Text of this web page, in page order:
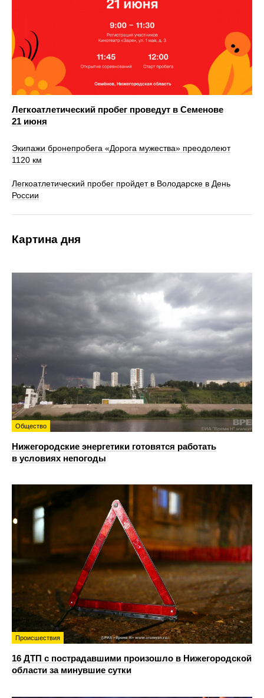
Легкоатлетический пробег проведут в Семенове
21 июня
Экипажи бронепробега «Дорога мужества» преодолеют
1120 км
Легкоатлетический пробег пройдет в Володарске в День
России
Картина дня
Общество
Нижегородские энергетики готовятся работать
в условиях непогоды
Происшествия
16 ДТП с пострадавшими произошло в Нижегородской
области за минувшие сутки